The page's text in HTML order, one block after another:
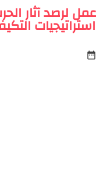
لرصد آثار
date_range